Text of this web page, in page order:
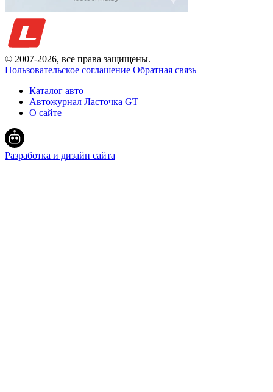
© 2007-2026, все права защищены.
Пользовательское соглашение Обратная связь
Каталог авто
Автожурнал Ласточка GT
О сайте
Разработка и дизайн сайта